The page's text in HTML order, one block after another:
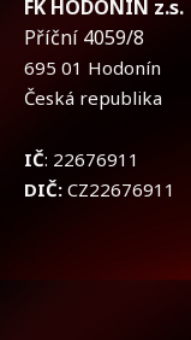
FK HODONÍN z.s.
Příční 4059/8
695 01 Hodonín
Česká republika
IČ: 22676911
DIČ: CZ22676911